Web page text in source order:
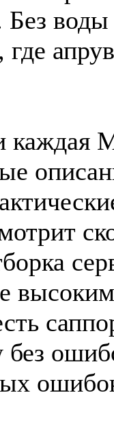
каждая
без